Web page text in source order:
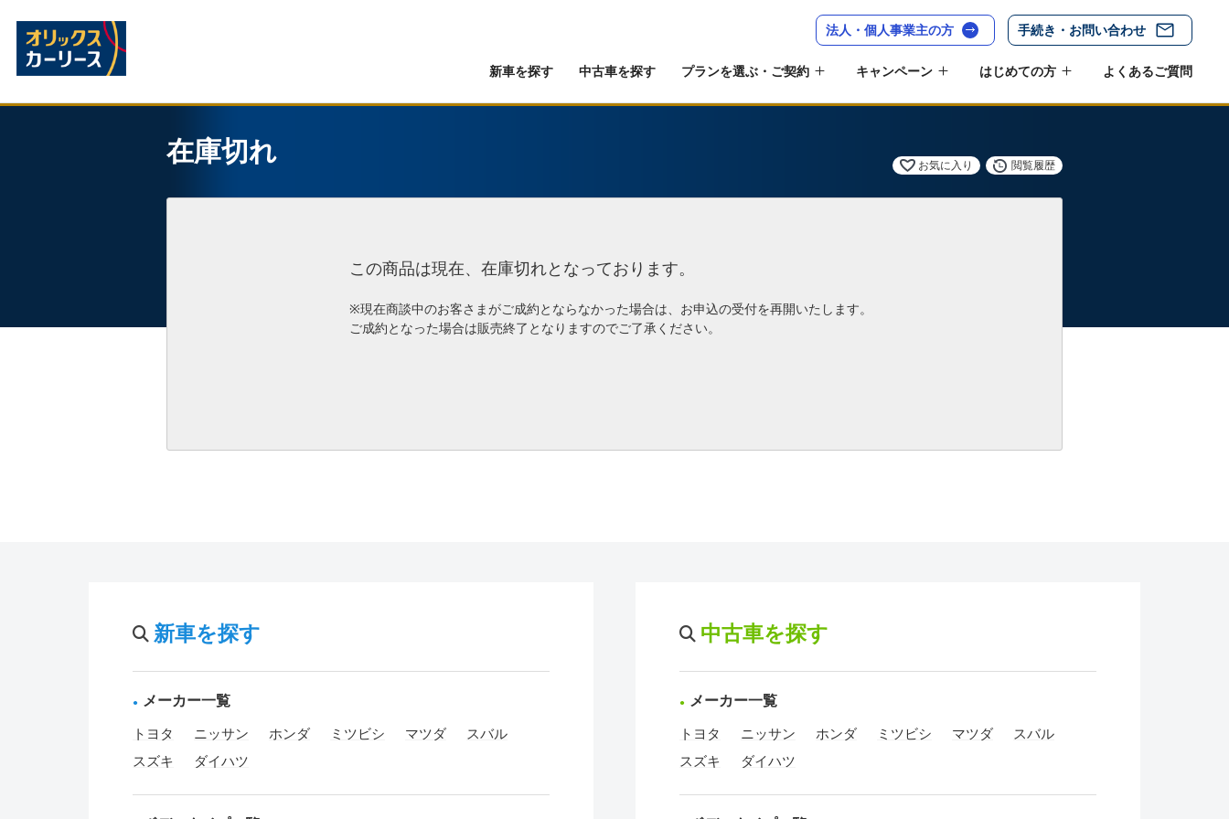
法人・個人事業主の方 手続き・お問い合わせ
新車を探す 中古車を探す プランを選ぶ・ご契約 キャンペーン はじめての方 よくあるご質問
在庫切れ お気に入り 閲覧履歴
この商品は現在、在庫切れとなっております。
※現在商談中のお客さまがご成約とならなかった場合は、お申込の受付を再開いたします。
ご成約となった場合は販売終了となりますのでご了承ください。
新車を探す
メーカー一覧
トヨタ ニッサン ホンダ ミツビシ マツダ
スバル
スズキ
ダイハツ
中古車を探す
メーカー一覧
トヨタ ニッサン ホンダ ミツビシ マツダ
スバル
スズキ
ダイハツ